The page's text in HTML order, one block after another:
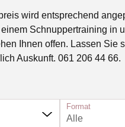
Konfigurator
wird entsprechend
Schnuppertraining in
Ihnen offen. Lassen Sie
Auskunft. 061 206 44 66.
Format
Alle